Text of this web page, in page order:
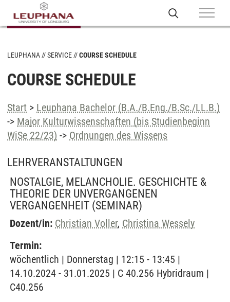
LEUPHANA SERVICE COURSE SCHEDULE
COURSE SCHEDULE
Start > Leuphana Bachelor (B.A./B.Eng./B.Sc./LL.B.)
-> Major Kulturwissenschaften (bis Studienbeginn
WiSe 22/23) -> Ordnungen des Wissens
LEHRVERANSTALTUNGEN
NOSTALGIE, MELANCHOLIE. GESCHICHTE &
THEORIE DER UNVERGANGENEN
VERGANGENHEIT (SEMINAR)
Dozent/in: Christian Voller, Christina Wessely
Termin:
wöchentlich | Donnerstag | 12:15 - 13:45 |
14.10.2024 - 31.01.2025 | C 40.256 Hybridraum |
C40.256